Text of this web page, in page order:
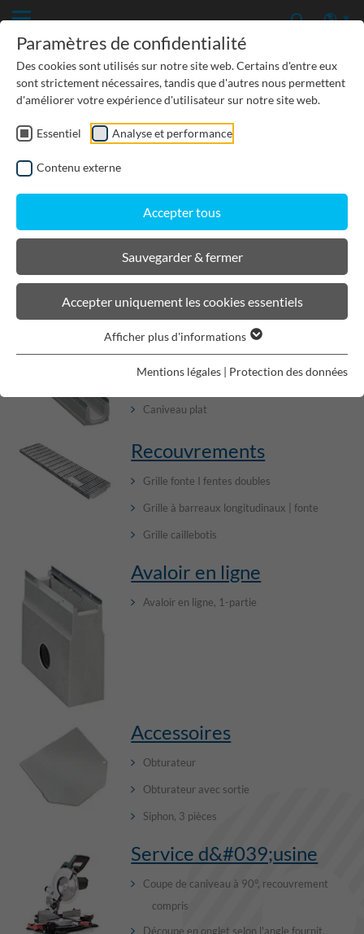
TP-GÉNIE CIVIL
PROTECTION DES EAUX SOUTERRAINES
URBANISME, PAYSAGISME
BIRCOslim®
Caniveaux
Caniveau plat
Recouvrements
Grille fonte I fentes doubles
Grille à barreaux longitudinaux | fonte
Grille caillebotis
Avaloir en ligne
Avaloir en ligne, 1-partie
Accessoires
Obturateur
Obturateur avec sortie
Siphon, 3 pièces
Service d&#039;usine
Coupe de caniveau à 90°, recouvrement
compris
Découpe en onglet selon l'angle fournit,
Paramètres de confidentialité
Des cookies sont utilisés sur notre site web. Certains d'entre eux
sont strictement nécessaires, tandis que d'autres nous permettent
d'améliorer votre expérience d'utilisateur sur notre site web.
Essentiel Analyse et performance
Contenu externe
Accepter tous
Sauvegarder & fermer
Accepter uniquement les cookies essentiels
Afficher plus d'informations
Mentions légales | Protection des données